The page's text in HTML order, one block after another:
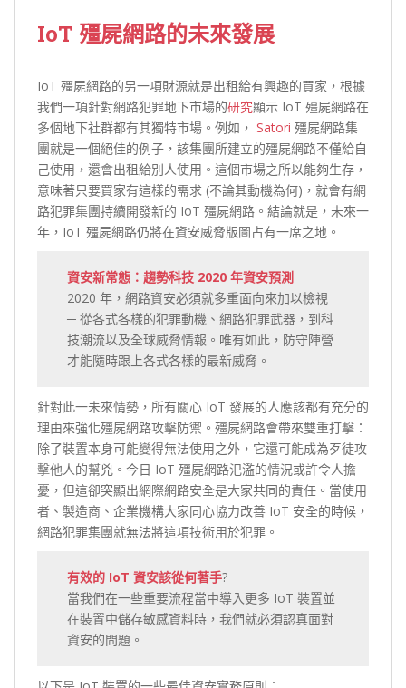
IoT 殭屍網路的未來發展
IoT 殭屍網路的另一項財源就是出租給有興趣的買家，根據
我們一項針對網路犯罪地下市場的研究顯示 IoT 殭屍網路在
多個地下社群都有其獨特市場。例如， Satori 殭屍網路集
團就是一個絕佳的例子，該集團所建立的殭屍網路不僅給自
己使用，還會出租給別人使用。這個市場之所以能夠生存，
意味著只要買家有這樣的需求 (不論其動機為何)，就會有網
路犯罪集團持續開發新的 IoT 殭屍網路。結論就是，未來一
年，IoT 殭屍網路仍將在資安威脅版圖占有一席之地。
資安新常態：趨勢科技 2020 年資安預測
2020 年，網路資安必須就多重面向來加以檢視
─ 從各式各樣的犯罪動機、網路犯罪武器，到科
技潮流以及全球威脅情報。唯有如此，防守陣營
才能隨時跟上各式各樣的最新威脅。
針對此一未來情勢，所有關心 IoT 發展的人應該都有充分的
理由來強化殭屍網路攻擊防禦。殭屍網路會帶來雙重打擊：
除了裝置本身可能變得無法使用之外，它還可能成為歹徒攻
擊他人的幫兇。今日 IoT 殭屍網路氾濫的情況或許令人擔
憂，但這卻突顯出網際網路安全是大家共同的責任。當使用
者、製造商、企業機構大家同心協力改善 IoT 安全的時候，
網路犯罪集團就無法將這項技術用於犯罪。
有效的 IoT 資安該從何著手?
當我們在一些重要流程當中導入更多 IoT 裝置並
在裝置中儲存敏感資料時，我們就必須認真面對
資安的問題。